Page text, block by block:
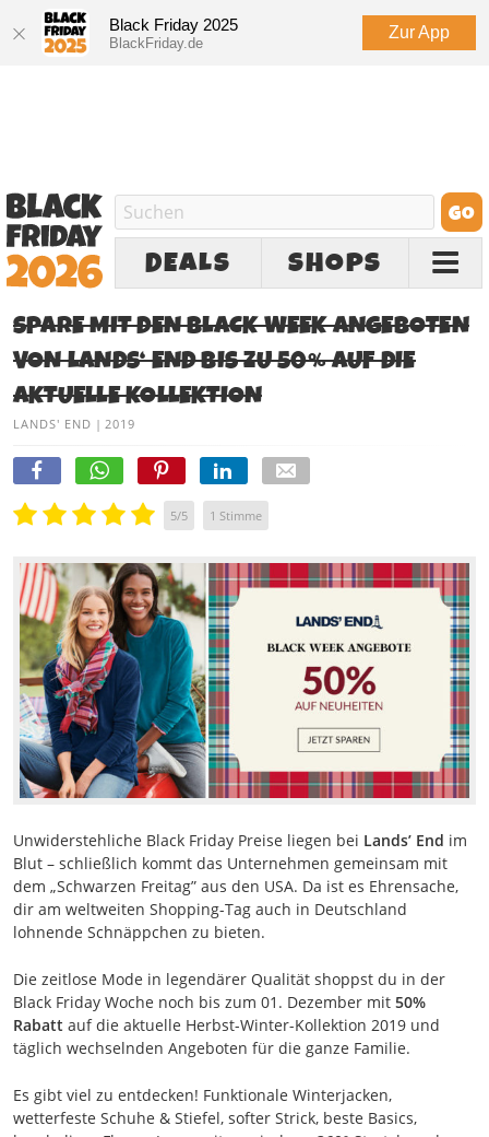
Black Friday 2025
BlackFriday.de
Zur App
DEALS SHOPS
SPARE MIT DEN BLACK WEEK ANGEBOTEN
VON LANDS‘ END BIS ZU 50% AUF DIE
AKTUELLE KOLLEKTION
LANDS' END | 2019
5/5 1 Stimme
Unwiderstehliche Black Friday Preise liegen bei Lands’ End im
Blut – schließlich kommt das Unternehmen gemeinsam mit
dem „Schwarzen Freitag” aus den USA. Da ist es Ehrensache,
dir am weltweiten Shopping-Tag auch in Deutschland
lohnende Schnäppchen zu bieten.
Die zeitlose Mode in legendärer Qualität shoppst du in der
Black Friday Woche noch bis zum 01. Dezember mit 50%
Rabatt auf die aktuelle Herbst-Winter-Kollektion 2019 und
täglich wechselnden Angeboten für die ganze Familie.
Es gibt viel zu entdecken! Funktionale Winterjacken,
wetterfeste Schuhe & Stiefel, softer Strick, beste Basics,